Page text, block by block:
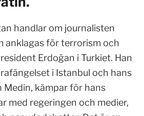
handlar om journalisten
anklagas för terrorism och
Erdoğan i Turkiet. Han
i Istanbul och hans
Medin, kämpar för hans
med regeringen och medier,